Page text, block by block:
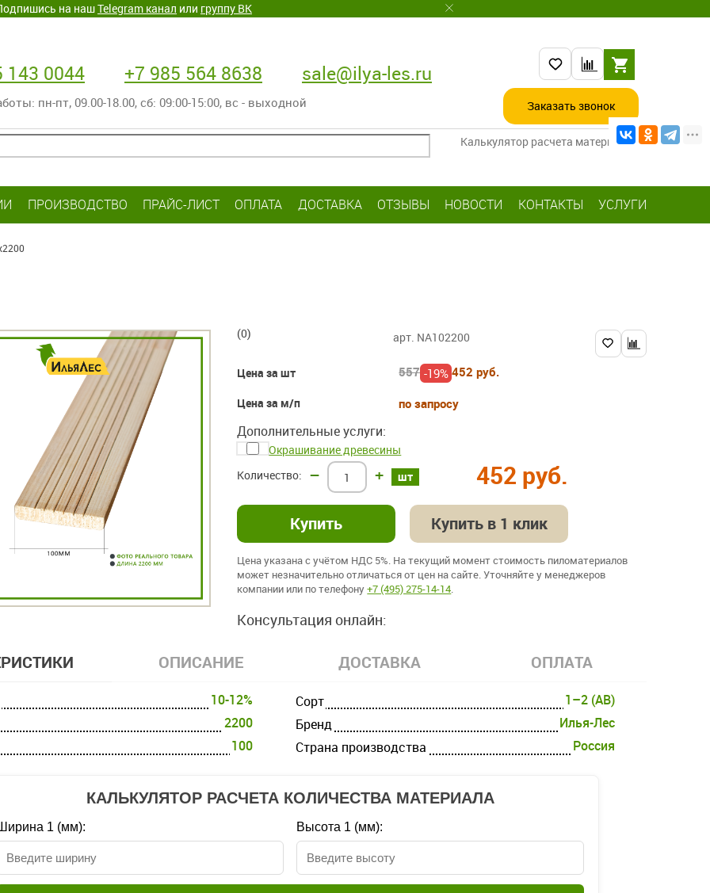
на нашTelegram канал или группу ВК
143 0044 +7 985 564 8638 sale@ilya-les.ru
пн-пт‚ 09.00-18.00, сб: 09:00-15:00, вс - выходной Заказать звонок
Калькулятор расчета материалов
ПРОИЗВОДСТВО ПРАЙС-ЛИСТ ОПЛАТА ДОСТАВКА ОТЗЫВЫ НОВОСТИ КОНТАКТЫ УСЛУГИ
(0) арт. NA102200
Цена за шт 557 -19% 452 руб.
Цена за м/п по запросу
Дополнительные услуги:
Окрашивание древесины
шт
– + 452 руб.
Купить в 1 клик
Цена указана с учётом НДС 5%. На текущий момент стоимость пиломатериалов
может незначительно отличаться от цен на сайте. Уточняйте у менеджеров
компании или по телефону+7 (495) 275-14-14.
Консультация онлайн:
ОПИСАНИЕ ДОСТАВКА ОПЛАТА
10-12%
2200
100
Cорт
1–2 (AB)
Бренд
Илья-Лес
Страна производства
Россия
КАЛЬКУЛЯТОР РАСЧЕТА КОЛИЧЕСТВА МАТЕРИАЛА
1 (мм): Высота 1 (мм):